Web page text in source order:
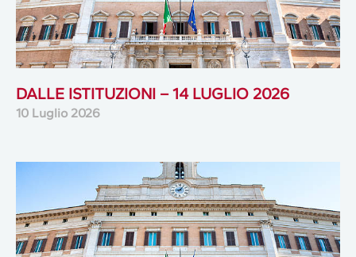
DALLE ISTITUZIONI – 14 LUGLIO 2026
10 Luglio 2026